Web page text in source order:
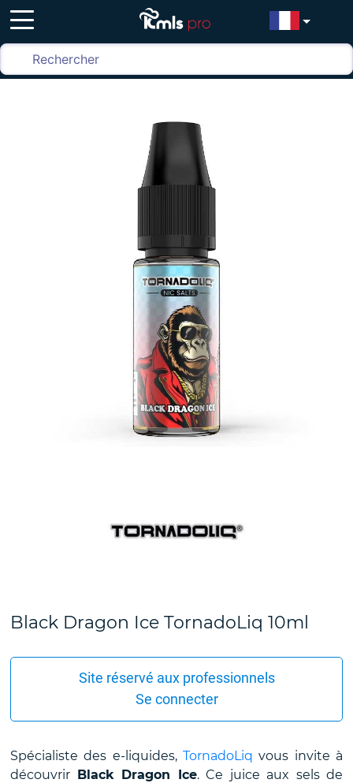
Black Dragon Ice TornadoLiq 10ml
Site réservé aux professionnels
Se connecter
Spécialiste des e-liquides, TornadoLiqvous invite à
découvrir Black Dragon Ice. Ce juice aux sels de